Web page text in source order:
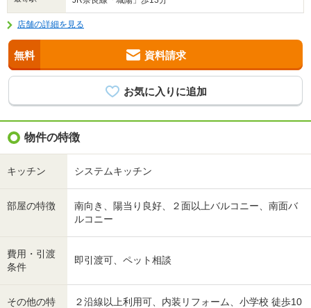
店舗の詳細を見る
無料 資料請求
物件の特徴
キッチン システムキッチン
部屋の特徴
南向き、陽当り良好、２面以上バルコニー、南面バ
ルコニー
費用・引渡
条件
即引渡可、ペット相談
その他の特
２沿線以上利用可、内装リフォーム、小学校 徒歩10